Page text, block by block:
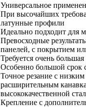
Универсальное
При высочайших
латунные профили
Идеально подходит для
Превосходные
панелей, с покрытием
Требуется очень
Особенно большой срок
Точное резание с
расширительным
высококачественной
Крепление с